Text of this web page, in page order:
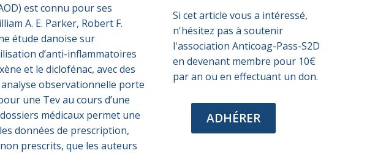
est connu pour ses
A. E. Parker, Robert F.
étude danoise sur
d’anti-inflammatoires
et le diclofénac, avec des
observationnelle porte
une Tev au cours d’une
médicaux permet une
données de prescription,
prescrits, que les auteurs
Si cet article vous a intéressé,
n'hésitez pas à soutenir
l'association Anticoag-Pass-S2D
en devenant membre pour 10€
par an ou en effectuant un don.
ADHÉRER